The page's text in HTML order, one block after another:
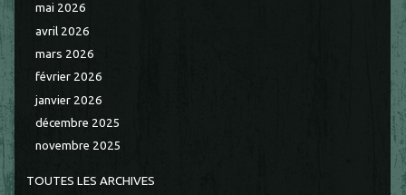
mai 2026
avril 2026
mars 2026
février 2026
janvier 2026
décembre 2025
novembre 2025
TOUTES LES ARCHIVES